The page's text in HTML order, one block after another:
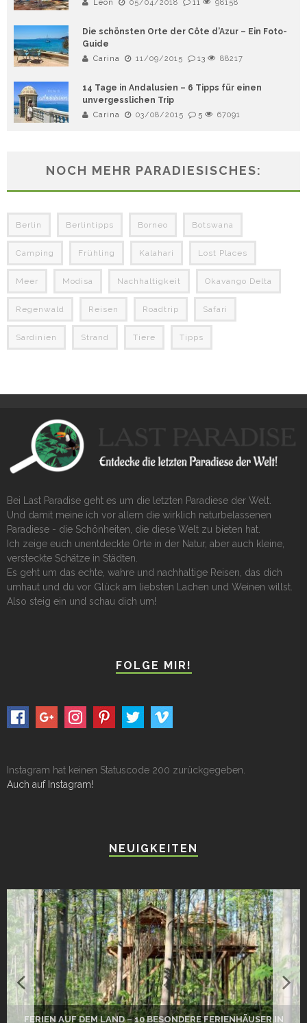
Leon 05/04/2018 11 98158
Die schönsten Orte der Côte d’Azur – Ein Foto-
Guide
Carina 11/09/2015 13 88217
14 Tage in Andalusien – 6 Tipps für einen
unvergesslichen Trip
Carina 03/08/2015 5 67091
NOCH MEHR PARADIESISCHES:
Berlin Berlintipps Borneo Botswana
Camping Frühling Kalahari Lost Places
Meer Modisa Nachhaltigkeit Okavango Delta
Regenwald Reisen Roadtrip Safari
Sardinien Strand Tiere Tipps
Bei Last Paradise geht es um die letzten Paradiese der Welt.
Und damit meine ich vor allem die wirklich naturbelassenen
Paradiese - die Schönheiten, die diese Welt zu bieten hat.
Ich zeige euch unentdeckte Orte in der Natur, aber auch kleine,
versteckte Schätze in Städten.
Es geht um das echte, wahre und nachhaltige Reisen, das dich
umhaut und du vor Glück am liebsten Lachen und Weinen willst.
Also steig ein und schau dich um!
FOLGE MIR!
Instagram hat keinen Statuscode 200 zurückgegeben.
Auch auf Instagram!
NEUIGKEITEN
DAS PERFEKTE CAMPING-GERICHT: ONE-POT-PASTA MIT